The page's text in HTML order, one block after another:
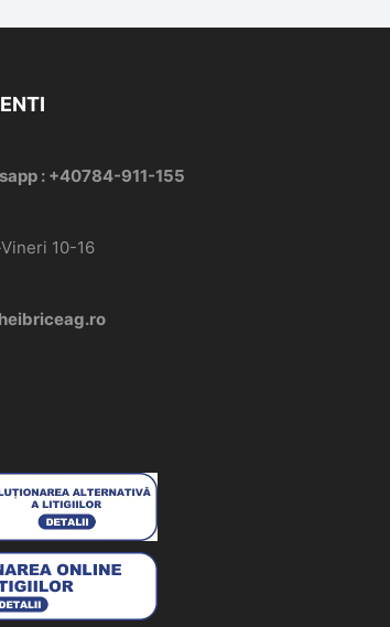
: +40784-911-155
10-16